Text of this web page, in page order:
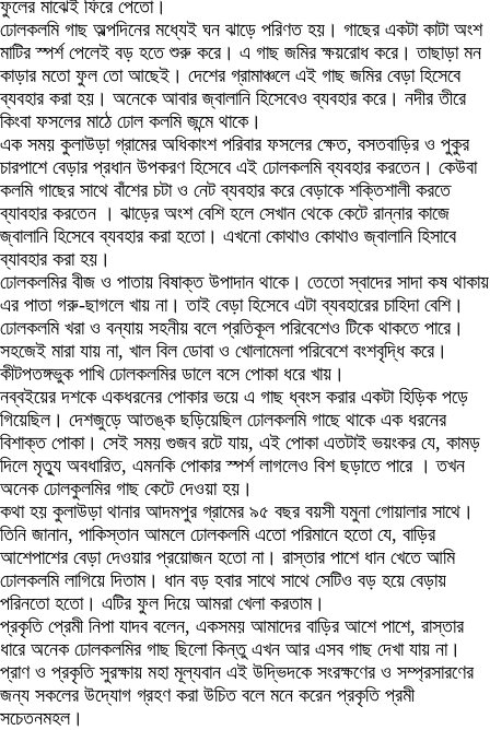
ফুলের মাঝেই ফিরে পেতো।
ঢোলকলমি গাছ অল্পদিনের মধ্যেই ঘন ঝাড়ে পরিণত হয়। গাছের একটা কাটা অংশ
মাটির স্পর্শ পেলেই বড় হতে শুরু করে। এ গাছ জমির ক্ষয়রোধ করে। তাছাড়া মন
কাড়ার মতো ফুল তো আছেই। দেশের গ্রামাঞ্চলে এই গাছ জমির বেড়া হিসেবে
ব্যবহার করা হয়। অনেকে আবার জ্বালানি হিসেবেও ব্যবহার করে। নদীর তীরে
কিংবা ফসলের মাঠে ঢোল কলমি জন্মে থাকে।
এক সময় কুলাউড়া গ্রামের অধিকাংশ পরিবার ফসলের ক্ষেত, বসতবাড়ির ও পুকুর
চারপাশে বেড়ার প্রধান উপকরণ হিসেবে এই ঢোলকলমি ব্যবহার করতেন। কেউবা
কলমি গাছের সাথে বাঁশের চটা ও নেট ব্যবহার করে বেড়াকে শক্তিশালী করতে
ব্যাবহার করতেন । ঝাড়ের অংশ বেশি হলে সেখান থেকে কেটে রান্নার কাজে
জ্বালানি হিসেবে ব্যবহার করা হতো। এখনো কোথাও কোথাও জ্বালানি হিসাবে
ব্যাবহার করা হয়।
ঢোলকলমির বীজ ও পাতায় বিষাক্ত উপাদান থাকে। তেতো স্বাদের সাদা কষ থাকায়
এর পাতা গরু-ছাগলে খায় না। তাই বেড়া হিসেবে এটা ব্যবহারের চাহিদা বেশি।
ঢোলকলমি খরা ও বন্যায় সহনীয় বলে প্রতিকূল পরিবেশেও টিকে থাকতে পারে।
সহজেই মারা যায় না, খাল বিল ডোবা ও খোলামেলা পরিবেশে বংশবৃদ্ধি করে।
কীটপতঙ্গভুক পাখি ঢোলকলমির ডালে বসে পোকা ধরে খায়।
নব্বইয়ের দশকে একধরনের পোকার ভয়ে এ গাছ ধ্বংস করার একটা হিড়িক পড়ে
গিয়েছিল। দেশজুড়ে আতঙ্ক ছড়িয়েছিল ঢোলকলমি গাছে থাকে এক ধরনের
বিশাক্ত পোকা। সেই সময় গুজব রটে যায়, এই পোকা এতটাই ভয়ংকর যে, কামড়
দিলে মৃত্যু অবধারিত, এমনকি পোকার স্পর্শ লাগলেও বিশ ছড়াতে পারে । তখন
অনেক ঢোলকুলমির গাছ কেটে দেওয়া হয়।
কথা হয় কুলাউড়া থানার আদমপুর গ্রামের ৯৫ বছর বয়সী যমুনা গোয়ালার সাথে।
তিনি জানান, পাকিস্তান আমলে ঢোলকলমি এতো পরিমানে হতো যে, বাড়ির
আশেপাশের বেড়া দেওয়ার প্রয়োজন হতো না। রাস্তার পাশে ধান খেতে আমি
ঢোলকলমি লাগিয়ে দিতাম। ধান বড় হবার সাথে সাথে সেটিও বড় হয়ে বেড়ায়
পরিনতো হতো। এটির ফুল দিয়ে আমরা খেলা করতাম।
প্রকৃতি প্রেমী নিপা যাদব বলেন, একসময় আমাদের বাড়ির আশে পাশে, রাস্তার
ধারে অনেক ঢোলকলমির গাছ ছিলো কিন্তু এখন আর এসব গাছ দেখা যায় না।
প্রাণ ও প্রকৃতি সুরক্ষায় মহা মূল্যবান এই উদ্ভিদকে সংরক্ষণের ও সম্প্রসারণের
জন্য সকলের উদ্যোগ গ্রহণ করা উচিত বলে মনে করেন প্রকৃতি প্রমী
সচেতনমহল।